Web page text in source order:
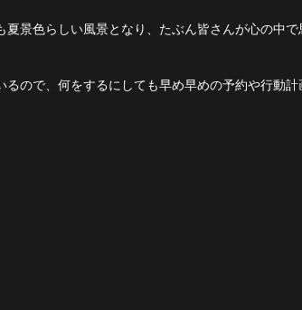
景色らしい風景となり、たぶん皆さんが心の中
ので、何をするにしても早め早めの予約や行動計